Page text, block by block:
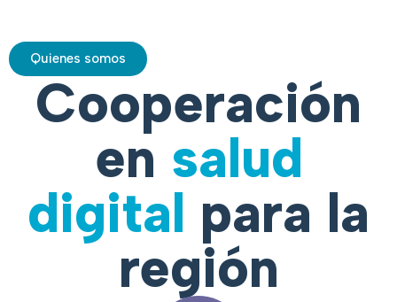
Quienes somos
Cooperación
en salud
digital para la
región